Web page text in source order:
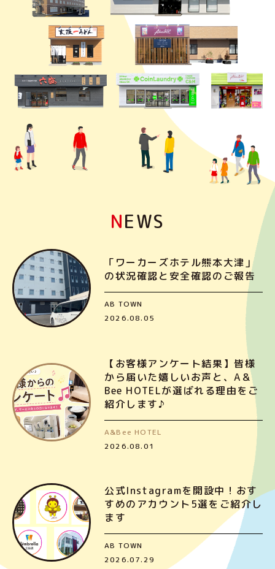
NEWS
「ワーカーズホテル熊本大津」
の状況確認と安全確認のご報告
AB TOWN
2026.08.05
【お客様アンケート結果】皆様
から届いた嬉しいお声と、A＆
Bee HOTELが選ばれる理由をご
紹介します♪
A&Bee HOTEL
2026.08.01
公式Instagramを開設中！おす
すめのアカウント5選をご紹介し
ます
AB TOWN
2026.07.29